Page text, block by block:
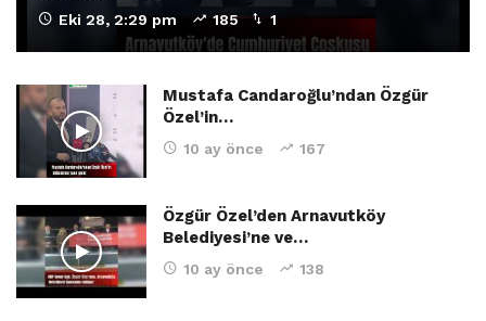
Eki 28, 2:29 pm 185 1
Mustafa Candaroğlu’ndan Özgür
Özel’in…
10 ay önce 167
Özgür Özel’den Arnavutköy
Belediyesi’ne ve…
10 ay önce 138